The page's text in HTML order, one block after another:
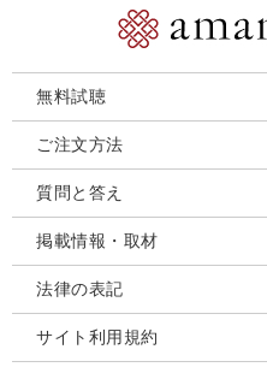
無料試聴
ご注文方法
質問と答え
掲載情報・取材
法律の表記
サイト利用規約